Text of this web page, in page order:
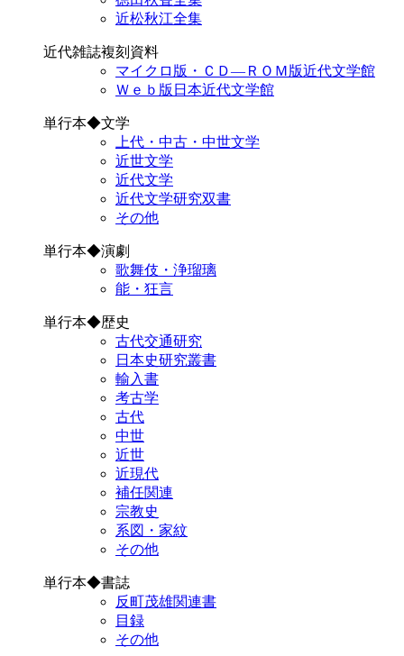
近松秋江全集
近代雑誌複刻資料
マイクロ版・ＣＤ―ＲＯＭ版近代文学館
Ｗｅｂ版日本近代文学館
単行本◆文学
上代・中古・中世文学
近世文学
近代文学
近代文学研究双書
その他
単行本◆演劇
歌舞伎・浄瑠璃
能・狂言
単行本◆歴史
古代交通研究
日本史研究叢書
輸入書
考古学
古代
中世
近世
近現代
補任関連
宗教史
系図・家紋
その他
単行本◆書誌
反町茂雄関連書
目録
その他